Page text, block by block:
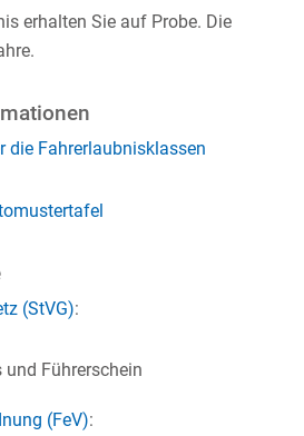
erhalten Sie auf Probe. Die
die Fahrerlaubnisklassen
(StVG):
Führerschein
(FeV):